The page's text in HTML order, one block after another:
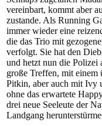
vereinbart, kommt aber
zustande. Als Running
immer wieder eine
die das Trio mit
verfolgt. Sie hat den
und hetzt nun die Polizei
große Treffen, mit einem
Pitkin, aber auch mit Ivy
ohne das erwartete
drei neue Seeleute der
Landgang